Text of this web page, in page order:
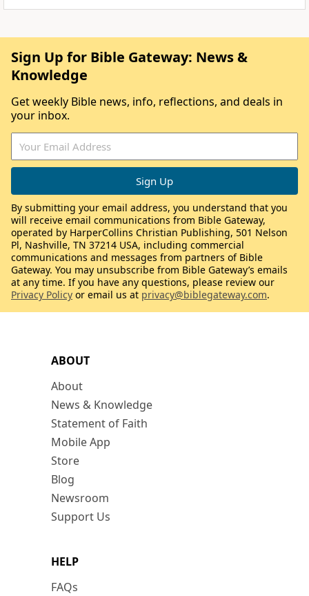
ABOUT
About
News & Knowledge
Statement of Faith
Mobile App
Store
Blog
Newsroom
Support Us
HELP
FAQs
Sign Up for Bible Gateway: News &
Knowledge
Get weekly Bible news, info, reflections, and deals in
your inbox.
By submitting your email address, you understand that you
will receive email communications from Bible Gateway,
operated by HarperCollins Christian Publishing, 501 Nelson
Pl, Nashville, TN 37214 USA, including commercial
communications and messages from partners of Bible
Gateway. You may unsubscribe from Bible Gateway’s emails
at any time. If you have any questions, please review our
Privacy Policy or email us at privacy@biblegateway.com.